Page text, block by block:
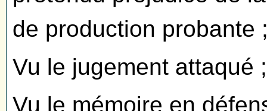
de production probante
Vu le jugement attaqué ;
Vu le mémoire en